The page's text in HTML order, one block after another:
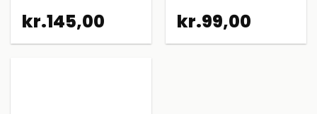
kr.145,00 kr.99,00